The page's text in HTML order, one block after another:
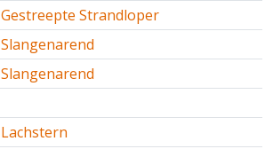
Gestreepte Strandloper
Slangenarend
Slangenarend
Lachstern